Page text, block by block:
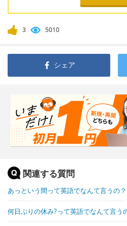
3 5010
シェア
関連する質問
あっという間って英語でなんて言うの？
何日ぶりの休み?って英語でなんて言う